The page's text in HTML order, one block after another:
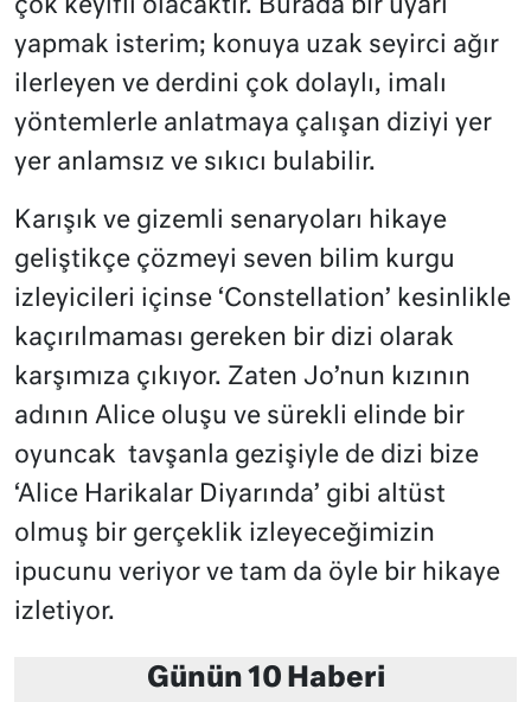
çok keyifli olacaktır. Burada bir uyarı
yapmak isterim; konuya uzak seyirci ağır
ilerleyen ve derdini çok dolaylı, imalı
yöntemlerle anlatmaya çalışan diziyi yer
yer anlamsız ve sıkıcı bulabilir.
Karışık ve gizemli senaryoları hikaye
geliştikçe çözmeyi seven bilim kurgu
izleyicileri içinse ‘Constellation’ kesinlikle
kaçırılmaması gereken bir dizi olarak
karşımıza çıkıyor. Zaten Jo’nun kızının
adının Alice oluşu ve sürekli elinde bir
oyuncak tavşanla gezişiyle de dizi bize
‘Alice Harikalar Diyarında’ gibi altüst
olmuş bir gerçeklik izleyeceğimizin
ipucunu veriyor ve tam da öyle bir hikaye
izletiyor.
Günün 10 Haberi